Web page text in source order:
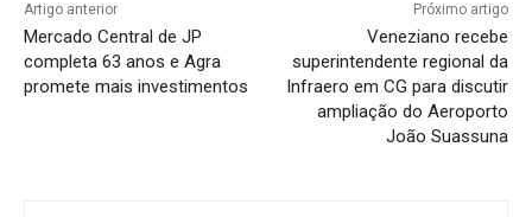
Artigo anterior
Mercado Central de JP
completa 63 anos e Agra
promete mais investimentos
Próximo artigo
Veneziano recebe
superintendente regional da
Infraero em CG para discutir
ampliação do Aeroporto
João Suassuna